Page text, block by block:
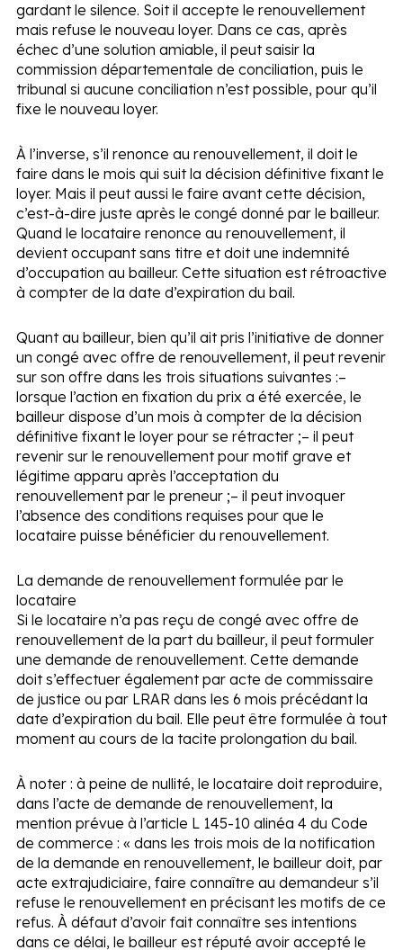
gardant le silence. Soit il accepte le renouvellement
mais refuse le nouveau loyer. Dans ce cas, après
échec d’une solution amiable, il peut saisir la
commission départementale de conciliation, puis le
tribunal si aucune conciliation n’est possible, pour qu’il
fixe le nouveau loyer.
À l’inverse, s’il renonce au renouvellement, il doit le
faire dans le mois qui suit la décision définitive fixant le
loyer. Mais il peut aussi le faire avant cette décision,
c’est-à-dire juste après le congé donné par le bailleur.
Quand le locataire renonce au renouvellement, il
devient occupant sans titre et doit une indemnité
d’occupation au bailleur. Cette situation est rétroactive
à compter de la date d’expiration du bail.
Quant au bailleur, bien qu’il ait pris l’initiative de donner
un congé avec offre de renouvellement, il peut revenir
sur son offre dans les trois situations suivantes :–
lorsque l’action en fixation du prix a été exercée, le
bailleur dispose d’un mois à compter de la décision
définitive fixant le loyer pour se rétracter ;– il peut
revenir sur le renouvellement pour motif grave et
légitime apparu après l’acceptation du
renouvellement par le preneur ;– il peut invoquer
l’absence des conditions requises pour que le
locataire puisse bénéficier du renouvellement.
La demande de renouvellement formulée par le
locataire
Si le locataire n’a pas reçu de congé avec offre de
renouvellement de la part du bailleur, il peut formuler
une demande de renouvellement. Cette demande
doit s’effectuer également par acte de commissaire
de justice ou par LRAR dans les 6 mois précédant la
date d’expiration du bail. Elle peut être formulée à tout
moment au cours de la tacite prolongation du bail.
À noter : à peine de nullité, le locataire doit reproduire,
dans l’acte de demande de renouvellement, la
mention prévue à l’article L 145-10 alinéa 4 du Code
de commerce : « dans les trois mois de la notification
de la demande en renouvellement, le bailleur doit, par
acte extrajudiciaire, faire connaître au demandeur s’il
refuse le renouvellement en précisant les motifs de ce
refus. À défaut d’avoir fait connaître ses intentions
dans ce délai, le bailleur est réputé avoir accepté le